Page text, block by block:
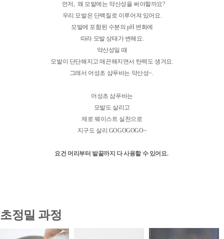
먼저, 왜 모발에는 약산성을 써야할까요?
우리 모발은 단백질로 이루어져 있어요.
모발에 포함된 수분의 pH 변화에
따라 모발 상태가 변해요.
약산성일 때
모발이 단단해지고 매끈해지면서 탄력도 생겨요.
그래서 어성초 샴푸바는 약산성~.
어성초 샴푸바는
모발도 살리고
제로 웨이스트 실천으로
지구도 살리 GOGOGOGO~
요건 머리부터 발끝까지 다 사용할 수 있어요.
초정밀 과정